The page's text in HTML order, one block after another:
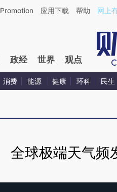
Promotion 应用下载 帮助 网上
政经 世界 观点
消费 能源 健康 环科 民生
全球极端天气频